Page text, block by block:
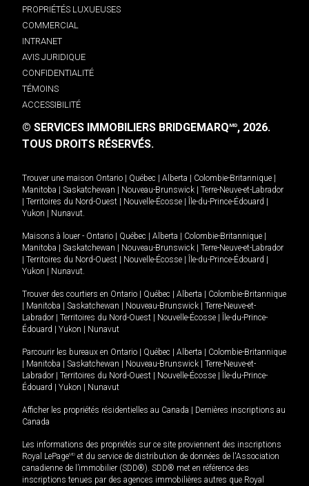
PROPRIÉTÉS LUXUEUSES
COMMERCIAL
INTRANET
AVIS JURIDIQUE
CONFIDENTIALITÉ
TÉMOINS
ACCESSIBILITÉ
© SERVICES IMMOBILIERS BRIDGEMARQMD, 2026.
TOUS DROITS RÉSERVÉS.
Trouver une maison Ontario Québec Alberta Colombie-Britannique
Manitoba
Saskatchewan Nouveau-Brunswick
Terre-Neuve-et-Labrador
Territoires du Nord-Ouest Nouvelle-Écosse Île-du-Prince-Édouard
Yukon
Nunavut.
Maisons à louer - Ontario Québec Alberta Colombie-Britannique
Manitoba
Saskatchewan Nouveau-Brunswick
Terre-Neuve-et-Labrador
Territoires du Nord-Ouest Nouvelle-Écosse Île-du-Prince-Édouard
Yukon
Nunavut.
Trouver des courtiers en Ontario Québec Alberta
Colombie-Britannique
Manitoba Saskatchewan Nouveau-Brunswick
Terre-Neuve-et-
Labrador
Territoires du Nord-Ouest Nouvelle-Écosse
Île-du-Prince-
Édouard
Yukon Nunavut
Parcourir les bureaux en Ontario Québec Alberta
Colombie-Britannique
Manitoba Saskatchewan Nouveau-Brunswick
Terre-Neuve-et-
Labrador
Territoires du Nord-Ouest Nouvelle-Écosse
Île-du-Prince-
Édouard
Yukon Nunavut
Afficher les propriétés résidentielles au Canada
Dernières inscriptions au
Canada
Les informations des propriétés sur ce site proviennent des inscriptions
Royal LePageMD et du service de distribution de données de l'Association
canadienne de l’immobilier (SDD®). SDD® met en référence des
inscriptions tenues par des agences immobilières autres que Royal